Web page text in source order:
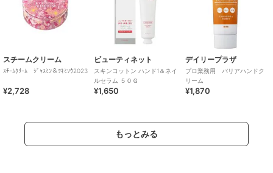
スチームクリーム
ｽﾁｰﾑｸﾘｰﾑ ｼﾞｬｽﾐﾝ＆ﾂｷﾐｿｳ2023
¥2,728
ビューティネット
スキンコットン ハンド1＆ネイ
ルセラム ５０Ｇ
¥1,650
デイリープラザ
プロ業務用 バリアハンドク
リーム
¥1,870
もっとみる